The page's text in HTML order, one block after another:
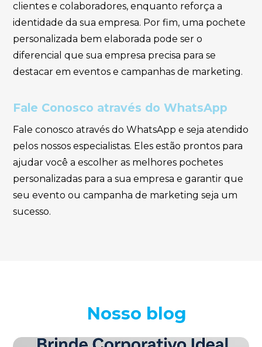
clientes e colaboradores, enquanto reforça a
identidade da sua empresa. Por fim, uma pochete
personalizada bem elaborada pode ser o
diferencial que sua empresa precisa para se
destacar em eventos e campanhas de marketing.
Fale Conosco através do WhatsApp
Fale conosco através do WhatsApp e seja atendido
pelos nossos especialistas. Eles estão prontos para
ajudar você a escolher as melhores pochetes
personalizadas para a sua empresa e garantir que
seu evento ou campanha de marketing seja um
sucesso.
Nosso blog